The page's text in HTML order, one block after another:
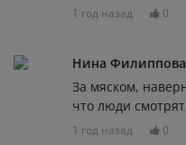
1 год назад 0
Нина Филиппова
За мяском,
что люди
1 год назад 0